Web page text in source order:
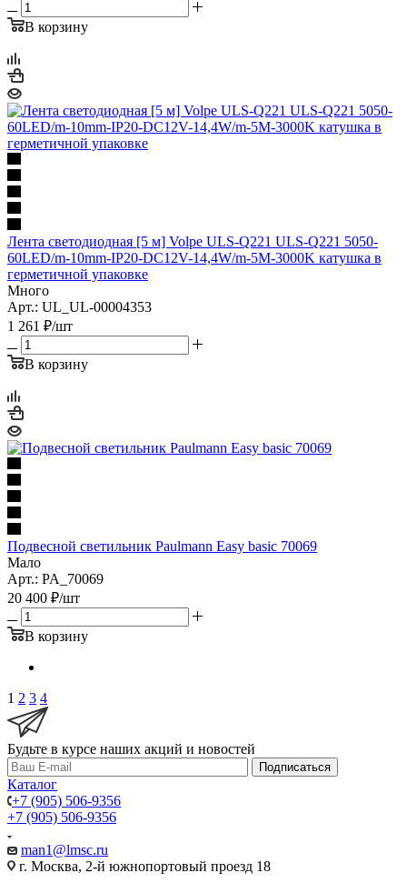
В корзину
Лента светодиодная [5 м] Volpe ULS-Q221 ULS-Q221 5050-
60LED/m-10mm-IP20-DC12V-14,4W/m-5M-3000K катушка в
герметичной упаковке
Много
Арт.: UL_UL-00004353
1 261 ₽/шт
В корзину
Подвесной светильник Paulmann Easy basic 70069
Мало
Арт.: PA_70069
20 400 ₽/шт
В корзину
1 2 3 4
Будьте в курсе наших акций и новостей
Подписаться
Каталог
+7 (905) 506-9356
+7 (905) 506-9356
man1@lmsc.ru
г. Москва, 2-й южнопортовый проезд 18